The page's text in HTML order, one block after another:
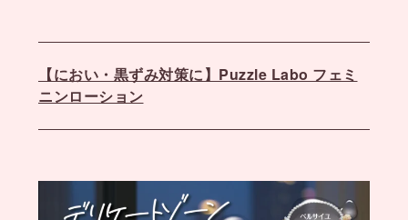
【におい・黒ずみ対策に】Puzzle Labo フェミ
ニンローション